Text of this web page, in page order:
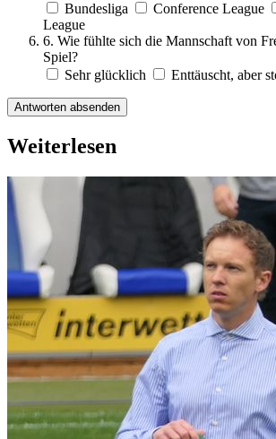
Bundesliga
Conference League
League
6. Wie fühlte sich die Mannschaft von
Spiel?
Sehr glücklich
Enttäuscht, aber
Antworten absenden
Weiterlesen